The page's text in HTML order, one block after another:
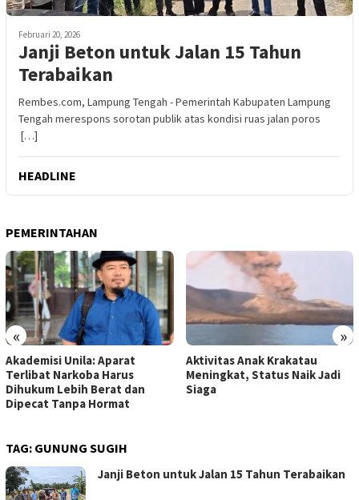
Februari 20, 2026
Janji Beton untuk Jalan 15 Tahun
Terabaikan
Rembes.com, Lampung Tengah - Pemerintah Kabupaten Lampung
Tengah merespons sorotan publik atas kondisi ruas jalan poros
[…]
HEADLINE
PEMERINTAHAN
« »
Akademisi Unila: Aparat
Terlibat Narkoba Harus
Dihukum Lebih Berat dan
Dipecat Tanpa Hormat
Aktivitas Anak Krakatau
Meningkat, Status Naik Jadi
Siaga
TAG: GUNUNG SUGIH
Janji Beton untuk Jalan 15 Tahun Terabaikan